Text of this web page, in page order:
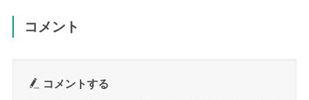
ョ
コメント
コメントする